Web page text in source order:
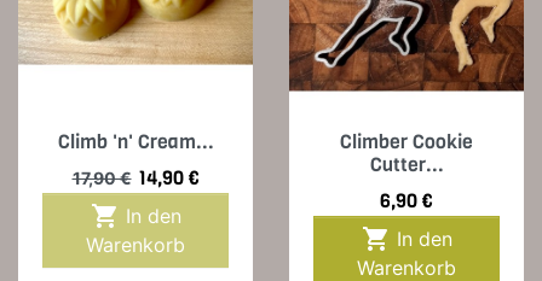
Climb 'n' Cream...
Verkaufspreis
17,90 € Preis
14,90 €

Warenkorb
Climber Cookie
Cutter...
Preis
6,90 €

Warenkorb